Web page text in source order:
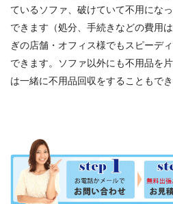
ているソファ、破けていて不用にな
できます（処分、手続きなどの費用
ぎの店舗・オフィス様でもスピーデ
できます。ソファ以外にも不用品を
は一緒に不用品回収をすることもでき